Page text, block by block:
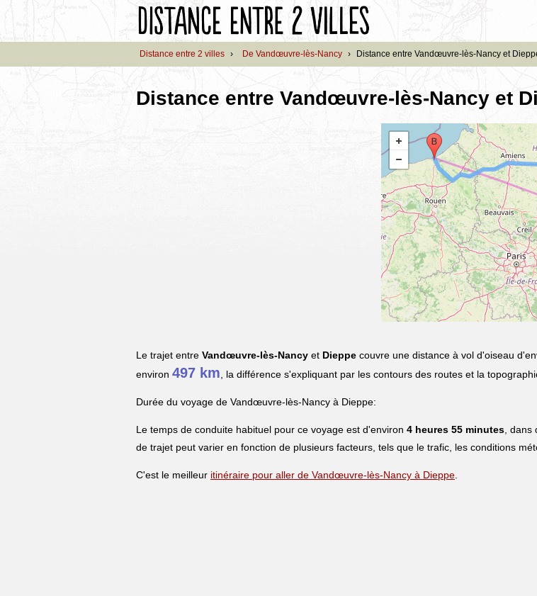
Distance entre 2 villes › De Vandœuvre-lès-Nancy › Distance entre Vandœuvre-lès-Nancy et
Distance entre Vandœuvre-lès-Nancy et
Le trajet entre Vandœuvre-lès-Nancy et Dieppe couvre une distance à vol d'oiseau
environ 497 km , la différence s'expliquant par les contours des routes et la
Durée du voyage de Vandœuvre-lès-Nancy à Dieppe:
Le temps de conduite habituel pour ce voyage est d'environ 4 heures 55 minutes ,
de trajet peut varier en fonction de plusieurs facteurs, tels que le trafic, les conditions
C'est le meilleur itinéraire pour aller de Vandœuvre-lès-Nancy à Dieppe